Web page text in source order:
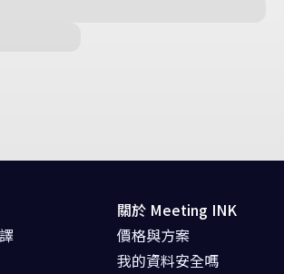
關於 Meeting INK
價格與方案
我的資料安全嗎